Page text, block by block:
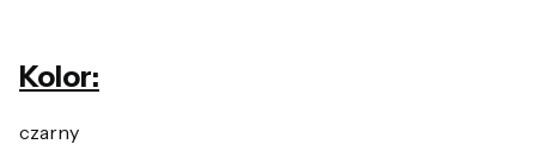
Kolor:
czarny